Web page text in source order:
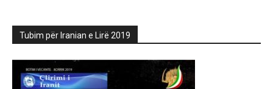
Tubim për Iranian e Lirë 2019